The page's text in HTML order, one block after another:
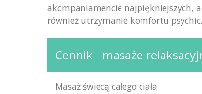
akompaniamencie najpiękniejszych,
również utrzymanie komfortu
Cennik - masaże
Masaż świecą całego ciała